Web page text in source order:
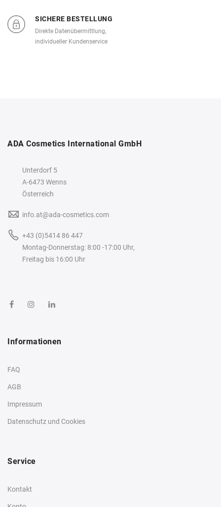
SICHERE BESTELLUNG
Direkte Datenübermittlung,
individueller Kundenservice
ADA Cosmetics International GmbH
Unterdorf 5
A-6473 Wenns
Österreich
info.at@ada-cosmetics.com
+43 (0)5414 86 447
Montag-Donnerstag: 8:00 -17:00 Uhr,
Freitag bis 16:00 Uhr
Informationen
FAQ
AGB
Impressum
Datenschutz und Cookies
Service
Kontakt